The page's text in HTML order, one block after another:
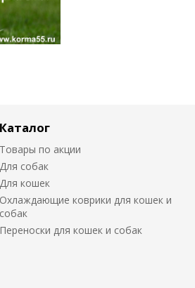
Каталог
Товары по акции
Для собак
Для кошек
Охлаждающие коврики для кошек и
собак
Переноски для кошек и собак